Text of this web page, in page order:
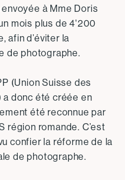
à Mme Doris
mois plus de 4'200
afin d’éviter la
de photographe.
(Union Suisse des
donc été créée en
été reconnue par
région romande. C’est
confier la réforme de la
de photographe.